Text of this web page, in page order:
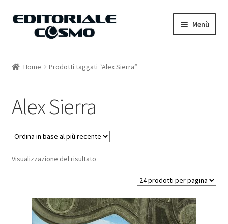
Vai
Vai
Menù
Carrello
Il mio account
Home Prodotti taggati “Alex Sierra”
Alex Sierra
Visualizzazione del risultato